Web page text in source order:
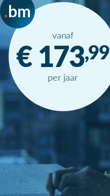
bm
vanaf
€ 173,99
per jaar